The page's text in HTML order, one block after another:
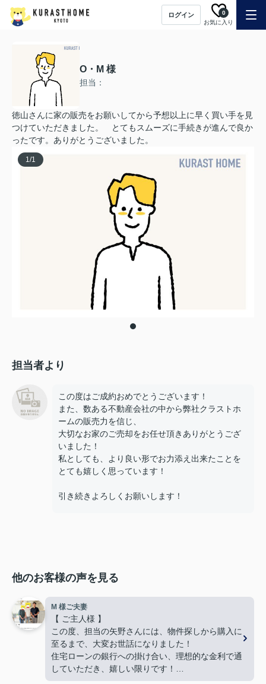
ログイン
お気に入り
0
O・M 様
担当：
徳山さんに家の販売をお願いしてから予想以上に早く買い手を見
つけていただきました。 とてもスムーズに手続きが進んで良か
ったです。ありがとうございました。
1/1
担当者より
この度はご成約おめでとうございます！
また、数ある不動産会社の中から弊社クラストホ
ームの販売力を信じ、
大切なお家のご売却をお任せ頂きありがとうござ
いました！
私としても、より良い形でお力添え出来たことを
とても嬉しく思っています！
引き続きよろしくお願いします！
他のお客様の声を見る
M 様ご夫妻
【 ご主人様 】
この度、担当の矢野さんには、物件探しから購入に
至るまで、大変お世話になりました！
住宅ローンの銀行への掛け合い、理想的な金利で通
していただき、嬉しい限りです！
難しい希望や条件にもかかわらず、何件も何件も、